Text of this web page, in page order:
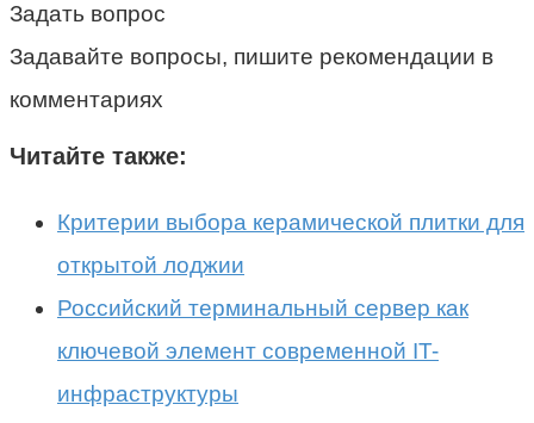
Задать вопрос
Задавайте вопросы, пишите рекомендации в
комментариях
Читайте также:
Критерии выбора керамической плитки для
открытой лоджии
Российский терминальный сервер как
ключевой элемент современной IT-
инфраструктуры